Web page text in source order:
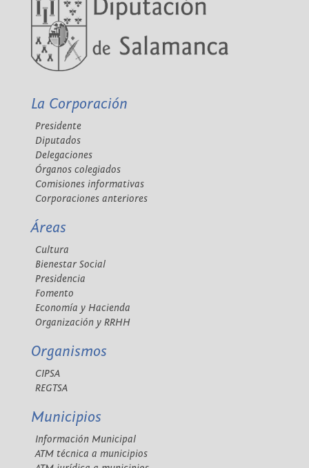
La Corporación
Presidente
Diputados
Delegaciones
Órganos colegiados
Comisiones informativas
Corporaciones anteriores
Áreas
Cultura
Bienestar Social
Presidencia
Fomento
Economía y Hacienda
Organización y RRHH
Organismos
CIPSA
REGTSA
Municipios
Información Municipal
ATM técnica a municipios